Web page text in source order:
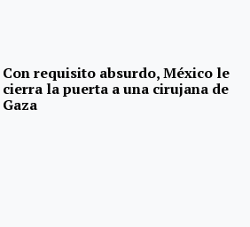
Con requisito absurdo, México le
cierra la puerta a una cirujana de
Gaza